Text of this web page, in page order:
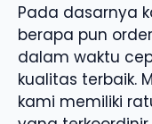
Pada dasarnya
berapa pun
dalam waktu
kualitas terbaik.
kami memiliki